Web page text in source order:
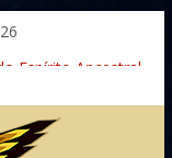
Espírito Ancestral
Crescimento